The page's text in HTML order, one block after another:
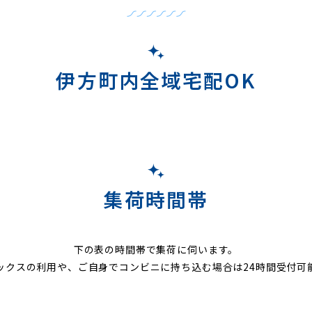
伊方町内全域宅配OK
集荷時間帯
下の表の時間帯で集荷に伺います。
クスの利用や、ご自身でコンビニに持ち込む場合は24時間受付可